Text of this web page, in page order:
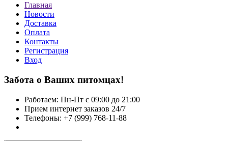
Главная
Новости
Доставка
Оплата
Контакты
Регистрация
Вход
Забота о Ваших питомцах!
Работаем: Пн-Пт с 09:00 до 21:00
Прием интернет заказов 24/7
Телефоны: +7 (999) 768-11-88